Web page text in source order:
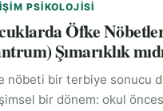
PSIKOLOJISI
Öfke
Şımarıklık
nöbeti bir terbiye sonucu
bir dönem: okul